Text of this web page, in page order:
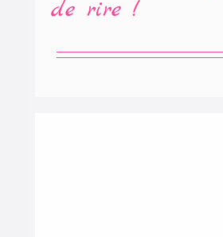
de rire !